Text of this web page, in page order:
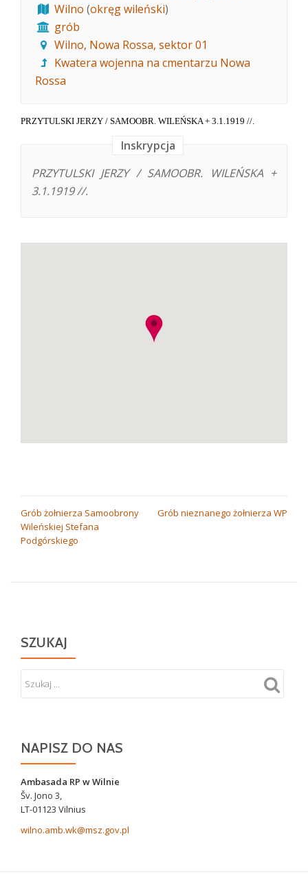
Wilno (okręg wileński)
grób
Wilno, Nowa Rossa, sektor 01
Kwatera wojenna na cmentarzu Nowa
Rossa
PRZYTULSKI JERZY / SAMOOBR. WILEŃSKA + 3.1.1919 //.
Inskrypcja
PRZYTULSKI JERZY / SAMOOBR. WILEŃSKA +
3.1.1919 //.
NAWIGACJA
WPISU
Grób żołnierza Samoobrony
Wileńskiej Stefana
Podgórskiego
Grób nieznanego żołnierza WP
SZUKAJ
NAPISZ DO NAS
Ambasada RP w Wilnie
Šv. Jono 3,
LT-01123 Vilnius
wilno.amb.wk@msz.gov.pl